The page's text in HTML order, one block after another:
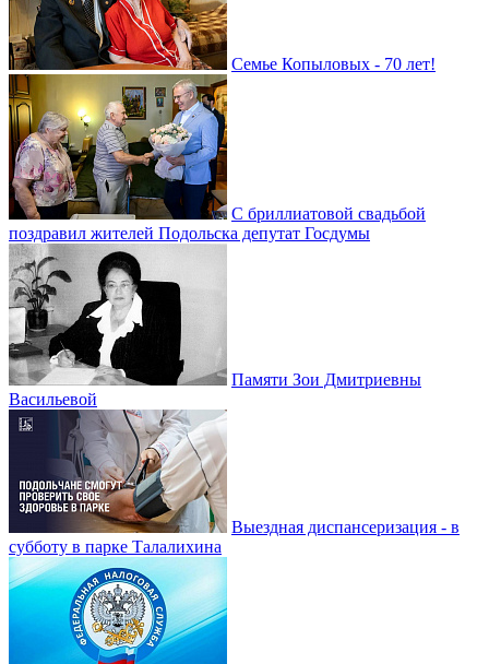
Семье Копыловых - 70 лет!
С бриллиатовой свадьбой
поздравил жителей Подольска депутат Госдумы
Памяти Зои Дмитриевны
Васильевой
Выездная диспансеризация - в
субботу в парке Талалихина